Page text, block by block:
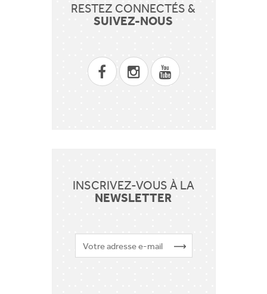
RESTEZ CONNECTÉS &
SUIVEZ-NOUS
INSCRIVEZ-VOUS À LA
NEWSLETTER